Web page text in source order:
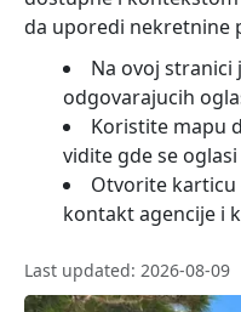
da uporedi nekretnine
Na ovoj stranici
odgovarajucih
Koristite mapu
vidite gde se
Otvorite karticu
kontakt agencije i
Last updated: 2026-08-09